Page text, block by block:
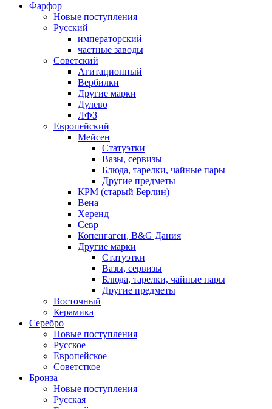
Фарфор
Новые поступления
Русский
императорский
частные заводы
Советский
Агитационный
Вербилки
Другие марки
Дулево
ЛФЗ
Европейский
Мейсен
Статуэтки
Вазы, сервизы
Блюда, тарелки, чайные пары
Другие предметы
КРМ (старый Берлин)
Вена
Херенд
Севр
Копенгаген, B&G Дания
Другие марки
Статуэтки
Вазы, сервизы
Блюда, тарелки, чайные пары
Другие предметы
Восточный
Керамика
Серебро
Новые поступления
Русское
Европейское
Советсткое
Бронза
Новые поступления
Русская